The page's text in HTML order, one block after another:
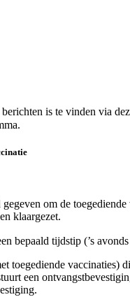
is te vinden via
om de
klaargezet.
bepaald tijdstip (’s
toegediende vaccinaties)
een